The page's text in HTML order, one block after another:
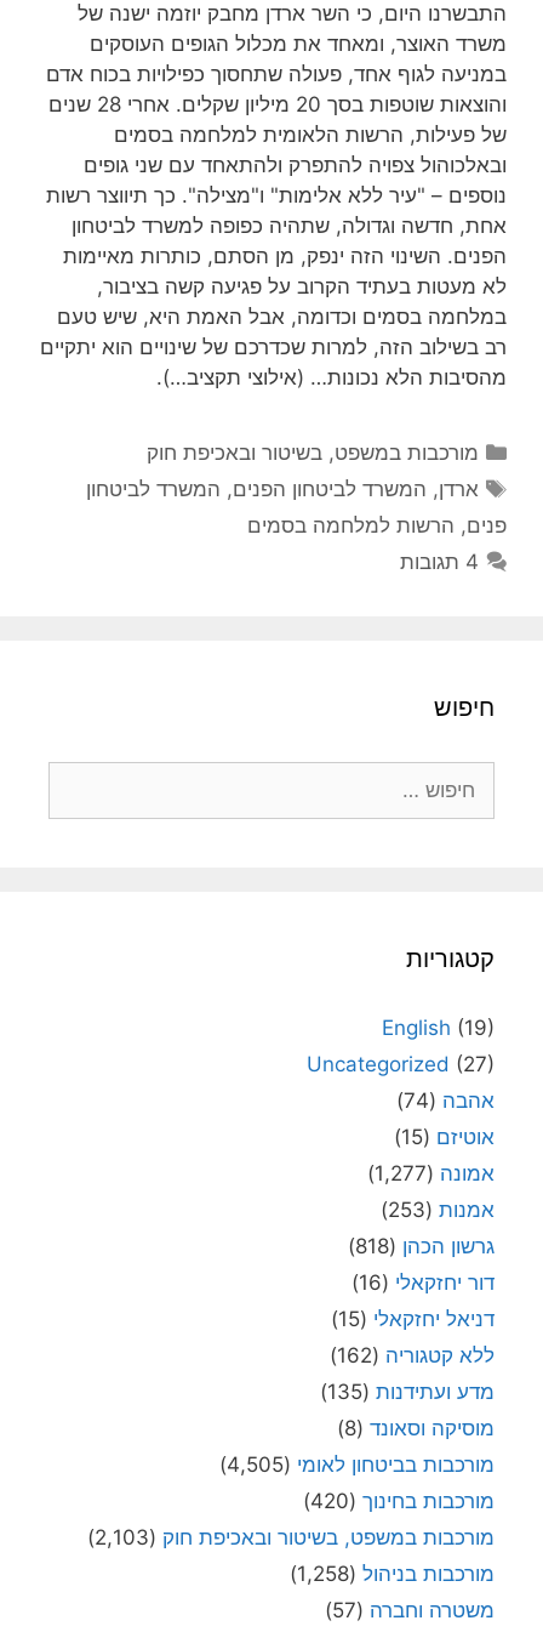
התבשרנו היום, כי השר ארדן מחבק יוזמה ישנה של
משרד האוצר, ומאחד את מכלול הגופים העוסקים
במניעה לגוף אחד, פעולה שתחסוך כפילויות בכוח אדם
והוצאות שוטפות בסך 20 מיליון שקלים. אחרי 28 שנים
של פעילות, הרשות הלאומית למלחמה בסמים
ובאלכוהול צפויה להתפרק ולהתאחד עם שני גופים
נוספים – "עיר ללא אלימות" ו"מצילה". כך תיווצר רשות
אחת, חדשה וגדולה, שתהיה כפופה למשרד לביטחון
הפנים. השינוי הזה ינפק, מן הסתם, כותרות מאיימות
לא מעטות בעתיד הקרוב על פגיעה קשה בציבור,
במלחמה בסמים וכדומה, אבל האמת היא, שיש טעם
רב בשילוב הזה, למרות שכדרכם של שינויים הוא יתקיים
מהסיבות הלא נכונות… (אילוצי תקציב…).
קטגוריות
מורכבות במשפט, בשיטור ובאכיפת חוק
תגיות
ארדן, המשרד לביטחון הפנים, המשרד לביטחון
פנים, הרשות למלחמה בסמים
4 תגובות
חיפוש
קטגוריות
English (19)
Uncategorized (27)
אהבה (74)
אוטיזם (15)
אמונה (1,277)
אמנות (253)
גרשון הכהן (818)
דור יחזקאלי (16)
דניאל יחזקאלי (15)
ללא קטגוריה (162)
מדע ועתידנות (135)
מוסיקה וסאונד (8)
מורכבות בביטחון לאומי (4,505)
מורכבות בחינוך (420)
מורכבות במשפט, בשיטור ובאכיפת חוק (2,103)
מורכבות בניהול (1,258)
משטרה וחברה (57)